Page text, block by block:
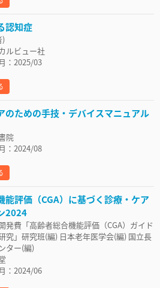
認知症
)
ルビュー社
：2025/03
のための手技・デバイスマニュアル
院
：2024/08
能評価（CGA）に基づく診療・ケア
2024
発費「高齢者総合機能評価（CGA）ガイド
究」研究班(編) 日本老年医学会(編) 国立長
ター(編)
：2024/06